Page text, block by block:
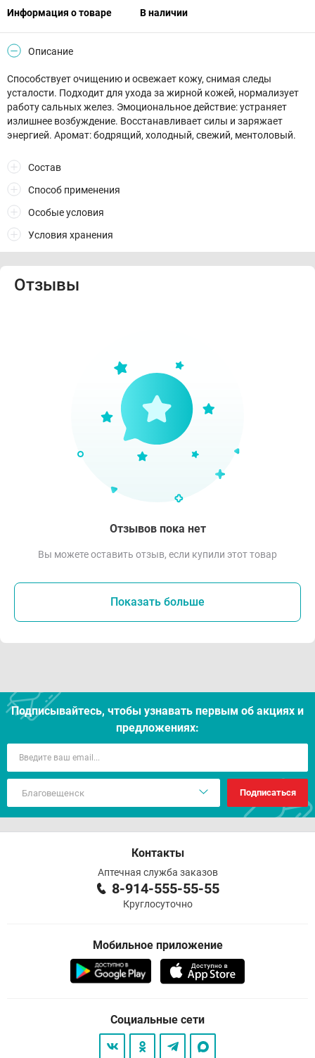
Информация о товаре В наличии
Описание
Способствует очищению и освежает кожу, снимая следы
усталости. Подходит для ухода за жирной кожей, нормализует
работу сальных желез. Эмоциональное действие: устраняет
излишнее возбуждение. Восстанавливает силы и заряжает
энергией. Аромат: бодрящий, холодный, свежий, ментоловый.
Состав
Способ применения
Особые условия
Условия хранения
Отзывы
Отзывов пока нет
Вы можете оставить отзыв, если купили этот товар
Показать больше
Подписывайтесь, чтобы узнавать первым об акцияx и
предложениях:
Подписаться
Контакты
Аптечная служба заказов
8-914-555-55-55
Круглосуточно
Мобильное приложение
Социальные сети